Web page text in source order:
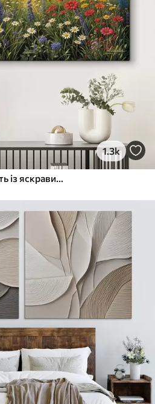
1.3k
Пишна сільська місцевість із яскравим лугом диких квітів, наповненим різнокольоровими квітами під хмарним небом